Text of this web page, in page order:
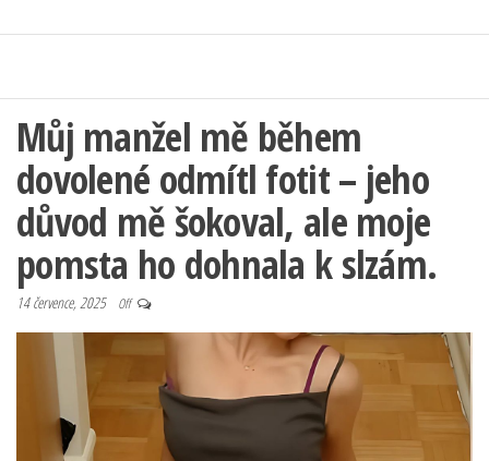
Můj manžel mě během
dovolené odmítl fotit – jeho
důvod mě šokoval, ale moje
pomsta ho dohnala k slzám.
14 července, 2025 Off